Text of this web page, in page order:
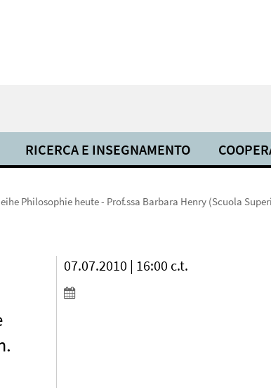
RICERCA E INSEGNAMENTO
Philosophie heute - Prof.ssa Barbara Henry (Scuola
07.07.2010 | 16:00 c.t.